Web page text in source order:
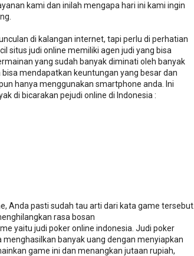
kami dan inilah mengapa hari ini kami ingin
di kalangan internet, tapi perlu di perhatian
situs judi online memiliki agen judi yang bisa
yang sudah banyak diminati oleh banyak
mendapatkan keuntungan yang besar dan
hanya menggunakan smartphone anda. Ini
di bicarakan pejudi online di Indonesia :
Anda pasti sudah tau arti dari kata game tersebut.
rasa bosan
yaitu judi poker online indonesia. Judi poker
banyak uang dengan menyiapkan
game ini dan menangkan jutaan rupiah,